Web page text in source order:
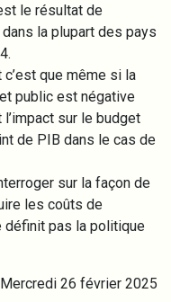
le résultat de
la plupart des pays
que même si la
public est négative
sur le budget
de PIB dans le cas de
sur la façon de
les coûts de
définit pas la politique
Mercredi 26 février 2025